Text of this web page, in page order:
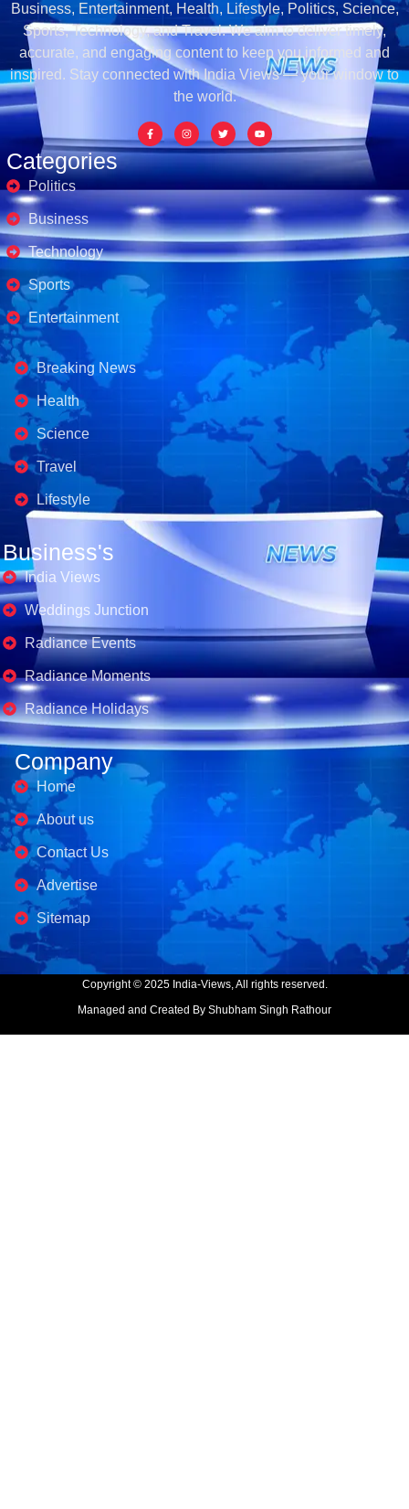
Categories
Politics
Business
Technology
Sports
Entertainment
Business's
Breaking News
Health
Science
Travel
Lifestyle
Business's
India Views
Weddings Junction
Radiance Events
Radiance Moments
Radiance Holidays
Company
Home
About us
Contact Us
Advertise
Sitemap
Business, Entertainment, Health, Lifestyle, Politics, Science,
Sports, Technology, and Travel. We aim to deliver timely,
accurate, and engaging content to keep you informed and
inspired. Stay connected with India Views — your window to
the world.
Copyright © 2025 India-Views, All rights reserved.
Managed and Created By Shubham Singh Rathour